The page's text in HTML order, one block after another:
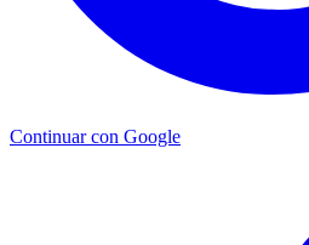
Continuar con Google